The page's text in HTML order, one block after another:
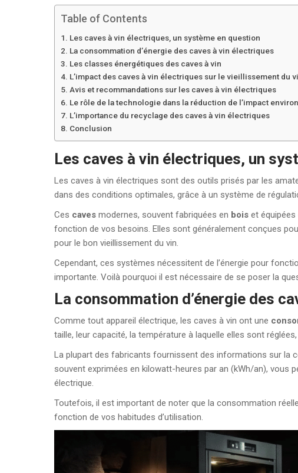
Table of Contents
Les caves à vin électriques, un système en question
La consommation d’énergie des caves à vin électriques
Les classes énergétiques des caves à vin
L’impact des caves à vin électriques sur le vieillissement du
Avis et recommandations sur les caves à vin électriques
Le rôle de la technologie dans la réduction de l’impact
L’importance du recyclage des caves à vin électriques
Conclusion
Les caves à vin électriques, un
Les caves à vin électriques sont des outils prisés par les
dans des conditions optimales, grâce à un système de
Ces caves modernes, souvent fabriquées en bois et
fonction de vos besoins. Elles sont généralement conçues
pour le bon vieillissement du vin.
Cependant, ces systèmes nécessitent de l’énergie pour
importante. Voilà pourquoi il est nécessaire de se poser la
La consommation d’énergie des
Comme tout appareil électrique, les caves à vin ont une
taille, leur capacité, la température à laquelle elles sont
La plupart des fabricants fournissent des informations sur la
souvent exprimées en kilowatt-heures par an (kWh/an), vous
électrique.
Toutefois, il est important de noter que la consommation
fonction de vos habitudes d’utilisation.